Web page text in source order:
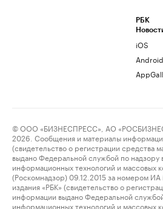
РБК
iOS
Android
© ООО «БИЗНЕСПРЕСС», АО
2026. Сообщения и материалы
(свидетельство о регистрации средства
выдано Федеральной службой по надзору
информационных технологий и массовых
(Роскомнадзор) 09.12.2015 за номером
издания «РБК» (свидетельство о
информации выдано Федеральной
информационных технологий и массовых